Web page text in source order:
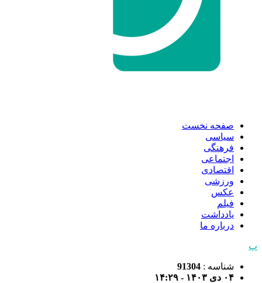
صفحه نخست
سیاسی
فرهنگی
اجتماعی
اقتصادی
ورزشی
عکس
فیلم
یادداشت
درباره ما
پ
شناسه : 91304
۰۴ دی ۱۴۰۳ - ۱۴:۲۹